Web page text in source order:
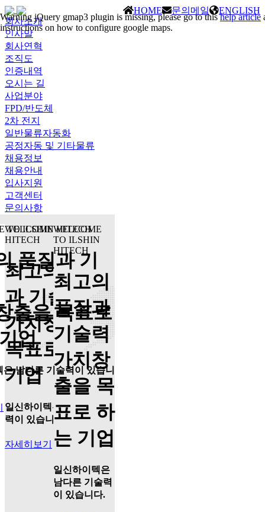
HOME 문의메일
ENGLISH
회사소개
인사말
회사연혁
조직도
인증내역
오시는 길
사업분야
FPD/반도체
2차 전지
일반물류자동화
공정자동 및 기타물류
채용정보
채용안내
입사지원
고객센터
문의사항
WELCOME TO ILSHIN
HITECH
최고의 품질
과 기술력
가치창출을
목표로 하는
기업
일신하이텍 은 남다른 기술
력이 있습니다.
자세히보기
WELCOME
TO ILSHIN
HITECH
최고의
품질과
기술력
가치창
출을 목
표로 하
는 기업
일신하이텍 은
남다른 기술력
이 있습니다.
TO ILSHIN HITECH
품질과 기
출을 목표로
업
은 남다른 기술력이 있습니
Warning jQuery gmap3 plugin is missing, please go to thishelp article
instructions on how to configure google maps.